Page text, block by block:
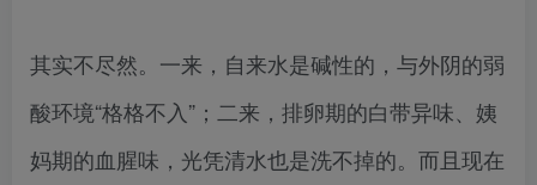
其实不尽然。一来，自来水是碱性的，与外阴的弱
酸环境“格格不入”；二来，排卵期的白带异味、姨
妈期的血腥味，光凭清水也是洗不掉的。而且现在